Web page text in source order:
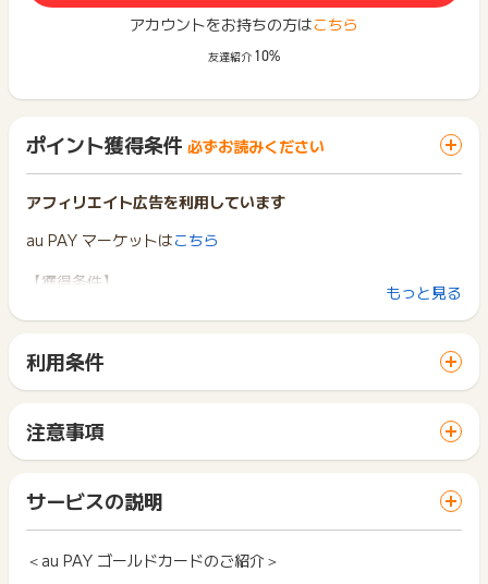
アカウントをお持ちの方はこちら
友達紹介 10%
ポイント獲得条件 必ずお読みください
アフィリエイト広告を利用しています
au PAY マーケットはこちら
【獲得条件】
対象カード：au PAY ゴールドカード
きた方のみ対象
（既に家族カードをお持ちの方でもご本人名義の本カード発行
【獲得対象外】
※不備･不正･虚偽･重複･いたずら･キャンセル
※スポンサーに正常な申込みでないと判断された場合
※カード発行に至らなかった場合
※カード受取が確認できない場合
※「au PAY カード」 から「au PAY ゴールドカード」へのラン
クアップ申込み
もっと見る
利用条件
サイトに移動してからお申し込みやお買い物が完了するまでの
間に、同じブラウザ（※）で他のサイトに移動した場合はポイン
ト獲得ができません。
ス・お買い物利用時で、デバイス・ブラウザが異なる場合はポ
イント獲得ができません。
2回以上同じお買い物・サービスをご利用される場合は、毎回
注意事項
一部のサービスにつきましては、1商品につき10円単位の金額
は切り捨てとなります。
ポイント獲得が1ポイント未満のものは切り捨てとなり、ポイ
ント履歴には記載されません。
サービスの説明
＜au PAY ゴールドカードのご紹介＞